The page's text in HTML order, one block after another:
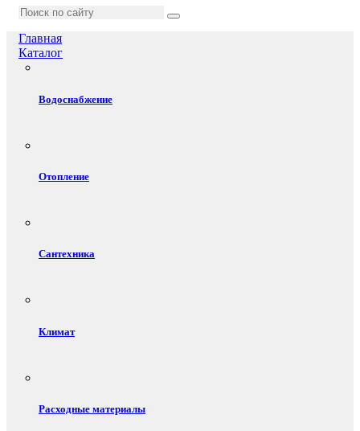
Главная
Каталог
Водоснабжение
Отопление
Сантехника
Климат
Расходные материалы